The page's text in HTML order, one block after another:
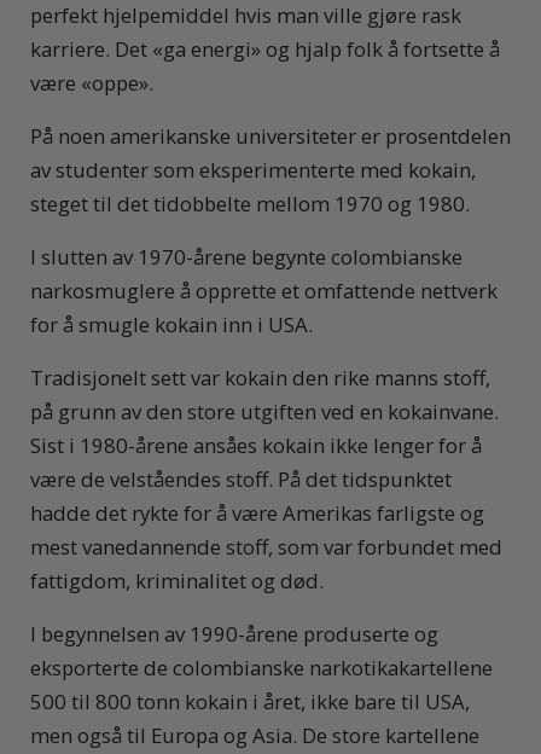
perfekt hjelpemiddel hvis man ville gjøre rask
karriere. Det «ga energi» og hjalp folk å fortsette å
være «oppe».
På noen amerikanske universiteter er prosentdelen
av studenter som eksperimenterte med kokain,
steget til det tidobbelte mellom 1970 og 1980.
I slutten av 1970-årene begynte colombianske
narkosmuglere å opprette et omfattende nettverk
for å smugle kokain inn i USA.
Tradisjonelt sett var kokain den rike manns stoff,
på grunn av den store utgiften ved en kokainvane.
Sist i 1980-årene ansåes kokain ikke lenger for å
være de velståendes stoff. På det tidspunktet
hadde det rykte for å være Amerikas farligste og
mest vanedannende stoff, som var forbundet med
fattigdom, kriminalitet og død.
I begynnelsen av 1990-årene produserte og
eksporterte de colombianske narkotikakartellene
500 til 800 tonn kokain i året, ikke bare til USA,
men også til Europa og Asia. De store kartellene